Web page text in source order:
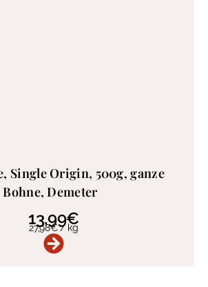
Single Origin, 500g, ganze
Bohne, Demeter
13,99€
27,98€/kg